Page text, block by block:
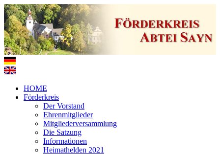
HOME
Förderkreis
Der Vorstand
Ehrenmitglieder
Mitgliederversammlung
Die Satzung
Informationen
Heimathelden 2021